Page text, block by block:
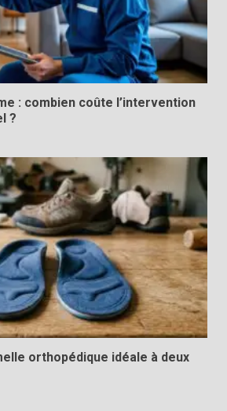
: combien coûte l’intervention
?
orthopédique idéale à deux